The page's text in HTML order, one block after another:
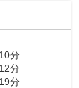
分
分
分